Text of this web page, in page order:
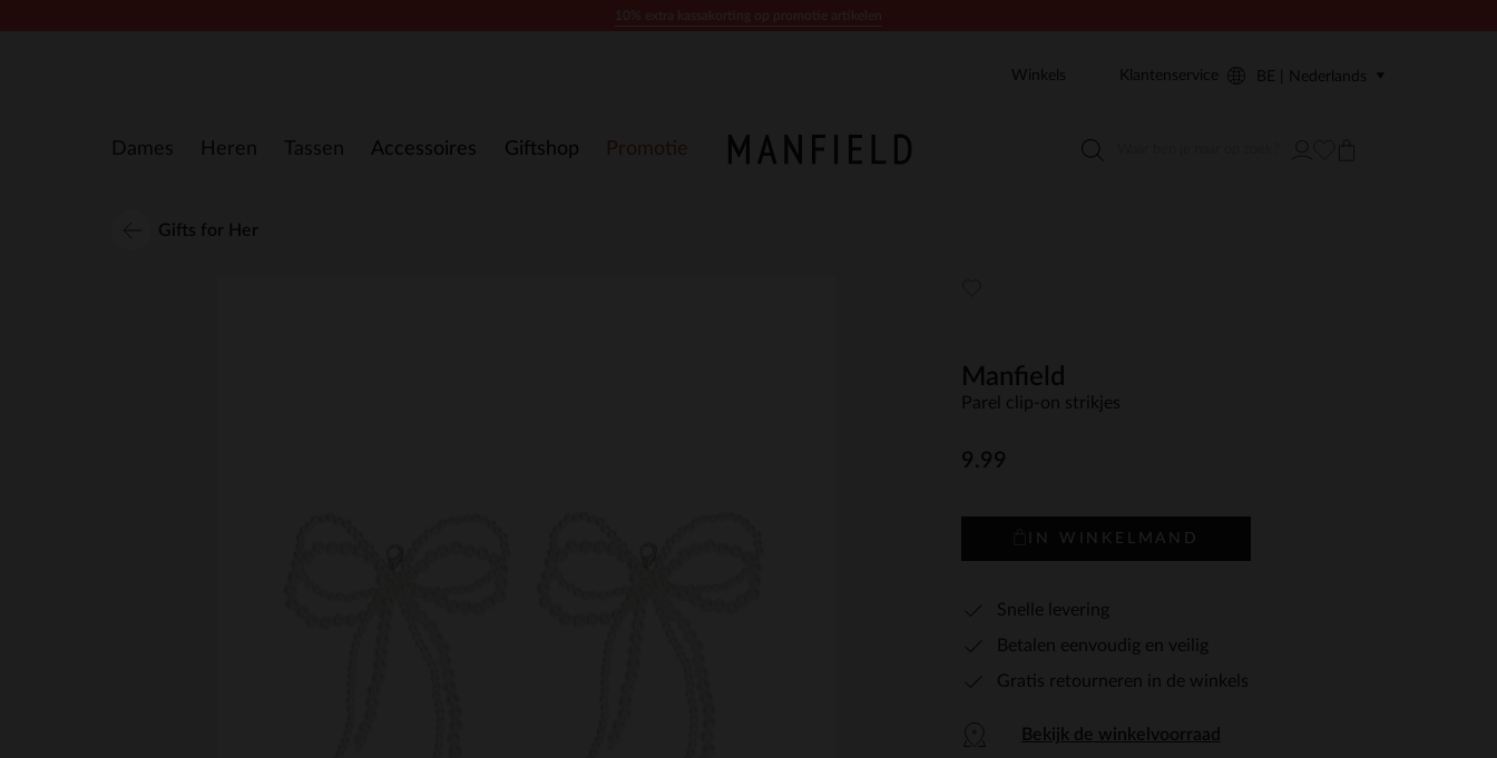
Dames Heren Tassen Accessoires Giftshop Promotie
Winkels Klantenservice BE | Nederlands
Gifts for Her
Manfield
Parel clip-on strikjes
9.99
IN WINKELMAND
Snelle levering
Betalen eenvoudig en veilig
Gratis retourneren in de winkels
Bekijk de winkelvoorraad